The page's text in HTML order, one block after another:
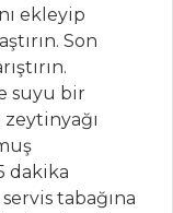
ekleyip
Son
suyu bir
dakika
tabağına